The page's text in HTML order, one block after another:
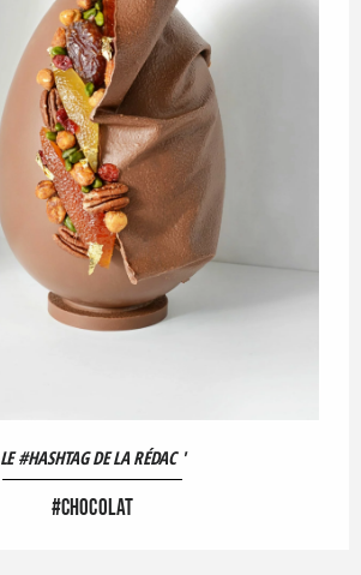
LE #HASHTAG DE LA RÉDAC '
#CHOCOLAT